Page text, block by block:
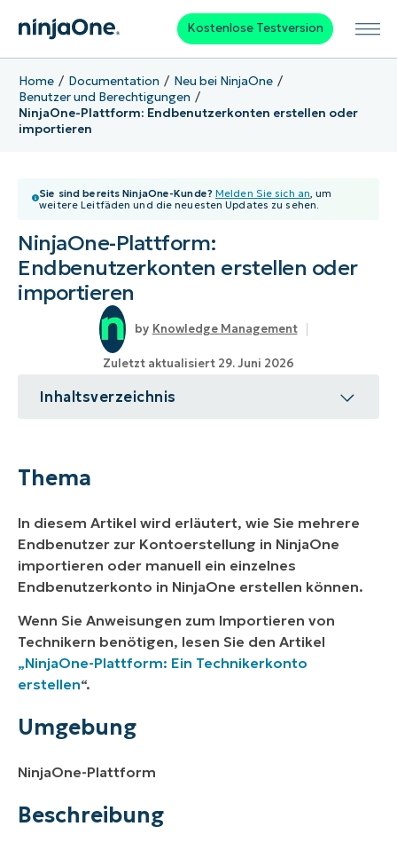
Kostenlose Testversion
Home Documentation
Neu bei NinjaOne
Benutzer und Berechtigungen
NinjaOne-Plattform: Endbenutzerkonten erstellen oder
importieren
Sie sind bereits NinjaOne-Kunde? Melden Sie sich an, um
weitere Leitfäden und die neuesten Updates zu sehen.
NinjaOne-Plattform:
Endbenutzerkonten erstellen oder
importieren
Knowledge Management
Zuletzt aktualisiert 29. Juni 2026
Inhaltsverzeichnis
Weitere Ressourcen
Thema
In diesem Artikel wird erläutert, wie Sie mehrere
Endbenutzer zur Kontoerstellung in NinjaOne
importieren oder manuell ein einzelnes
Endbenutzerkonto in NinjaOne erstellen können.
Wenn Sie Anweisungen zum Importieren von
Technikern benötigen, lesen Sie den Artikel
„NinjaOne-Plattform: Ein Technikerkonto
erstellen“.
Umgebung
NinjaOne-Plattform
Beschreibung